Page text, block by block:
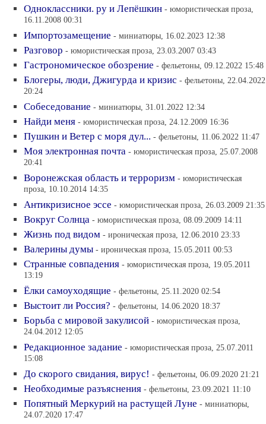
Одноклассники. ру и Лепёшкин - юмористическая проза,
16.11.2008 00:31
Импортозамещение - миниатюры, 16.02.2023 12:38
Разговор - юмористическая проза, 23.03.2007 03:43
Гастрономическое обозрение - фельетоны, 09.12.2022 15:48
Блогеры, люди, Джигурда и кризис - фельетоны, 22.04.2022
20:24
Собеседование - миниатюры, 31.01.2022 12:34
Найди меня - юмористическая проза, 24.12.2009 16:36
Пушкин и Ветер с моря дул... - фельетоны, 11.06.2022 11:47
Моя электронная почта - юмористическая проза, 25.07.2008
20:41
Воронежская область и терроризм - юмористическая
проза, 10.10.2014 14:35
Антикризисное эссе - юмористическая проза, 26.03.2009 21:35
Вокруг Солнца - юмористическая проза, 08.09.2009 14:11
Жизнь под видом - ироническая проза, 12.06.2010 23:33
Валерины думы - ироническая проза, 15.05.2011 00:53
Странные совпадения - юмористическая проза, 19.05.2011
13:19
Ёлки самоуходящие - фельетоны, 25.11.2020 02:54
Выстоит ли Россия? - фельетоны, 14.06.2020 18:37
Борьба с мировой закулисой - юмористическая проза,
24.04.2012 12:05
Редакционное задание - юмористическая проза, 25.07.2011
15:08
До скорого свидания, вирус! - фельетоны, 06.09.2020 21:21
Необходимые разъяснения - фельетоны, 23.09.2021 11:10
Попятный Меркурий на растущей Луне - миниатюры,
24.07.2020 17:47